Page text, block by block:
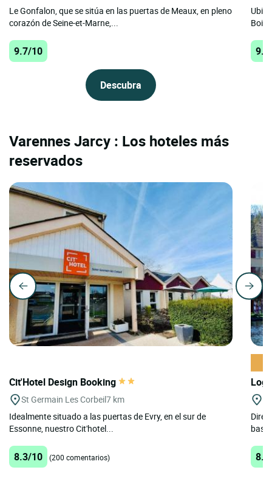
Le Gonfalon, que se sitúa en las puertas de Meaux, en pleno
corazón de Seine-et-Marne,...
9.7/10
Descubra
Bois,
Varennes Jarcy : Los hoteles más
reservados
Cit'Hotel Design Booking
St Germain Les Corbeil7 km
Idealmente situado a las puertas de Evry, en el sur de
Essonne, nuestro Cit'hotel...
8.3/10 (200 comentarios)